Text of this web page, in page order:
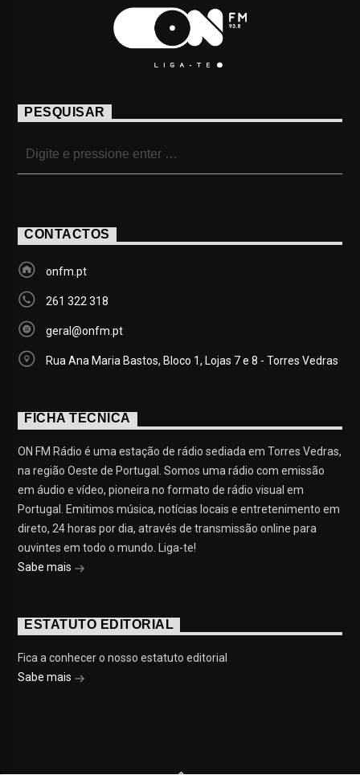
PESQUISAR
CONTACTOS
onfm.pt
261 322 318
geral@onfm.pt
Rua Ana Maria Bastos, Bloco 1, Lojas 7 e 8 - Torres Vedras
FICHA TÉCNICA
ON FM Rádio é uma estação de rádio sediada em Torres Vedras,
na região Oeste de Portugal. Somos uma rádio com emissão
em áudio e vídeo, pioneira no formato de rádio visual em
Portugal. Emitimos música, notícias locais e entretenimento em
direto, 24 horas por dia, através de transmissão online para
ouvintes em todo o mundo. Liga-te!
Sabe mais
ESTATUTO EDITORIAL
Fica a conhecer o nosso estatuto editorial
Sabe mais